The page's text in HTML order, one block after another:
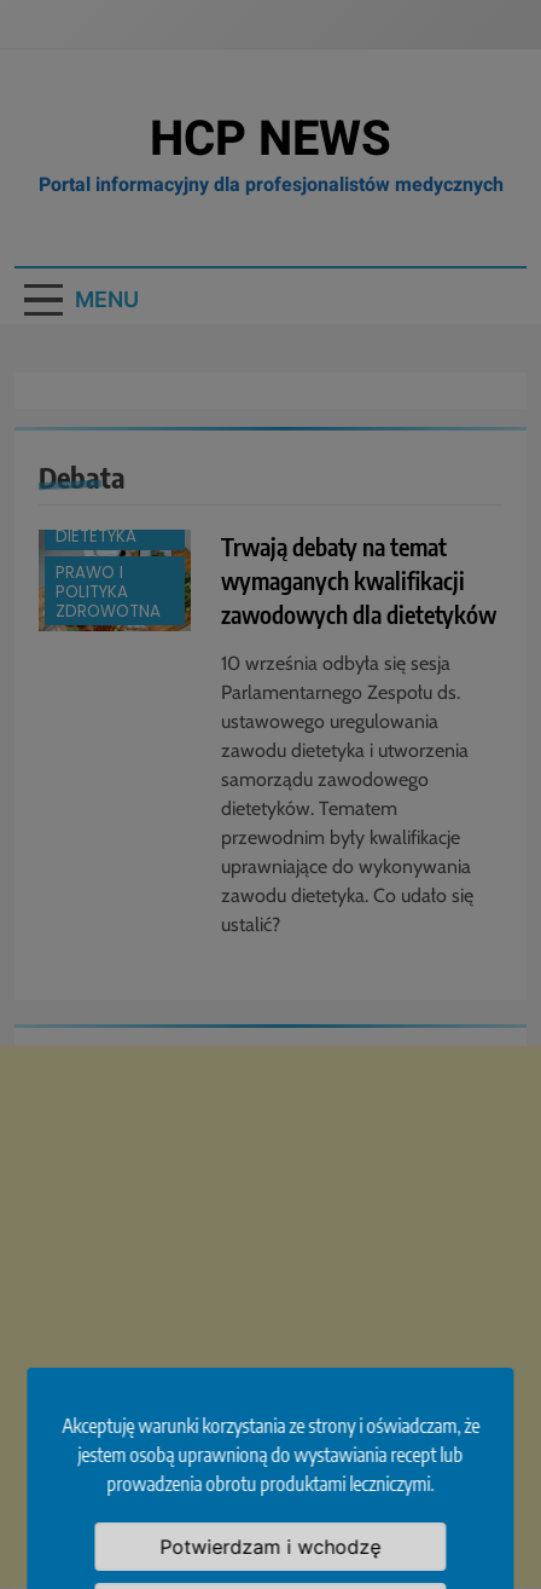
HCP NEWS
Portal informacyjny dla profesjonalistów medycznych
MENU
Akceptuję warunki korzystania ze strony i oświadczam, że
jestem osobą uprawnioną do wystawiania recept lub
prowadzenia obrotu produktami leczniczymi.
Potwierdzam i wchodzę
Debata
BOX
DIETETYKA
PRAWO I
POLITYKA
ZDROWOTNA
Trwają debaty na temat
wymaganych kwalifikacji
zawodowych dla dietetyków
10 września odbyła się sesja
Parlamentarnego Zespołu ds.
ustawowego uregulowania
zawodu dietetyka i utworzenia
samorządu zawodowego
dietetyków. Tematem
przewodnim były kwalifikacje
uprawniające do wykonywania
zawodu dietetyka. Co udało się
ustalić?